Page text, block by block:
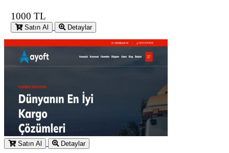
1000 TL
Satın Al Detaylar
Satın Al Detaylar